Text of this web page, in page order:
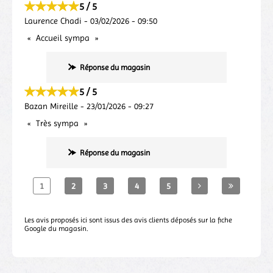
5 / 5
Laurence Chadi - 03/02/2026 - 09:50
Accueil sympa
Réponse du magasin
5 / 5
Bazan Mireille - 23/01/2026 - 09:27
Très sympa
Réponse du magasin
1 2 3 4 5
Les avis proposés ici sont issus des avis clients déposés sur la fiche
Google du magasin.